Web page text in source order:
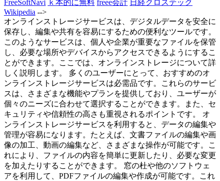
FreeSoftNavi ｋ本的に無料 freee会計 日経クロステック
Wikipedia -->
オンラインストレージサービスは、デジタルデータを安全に
保存し、編集や共有を容易にするための便利なツールです。
このようなサービスは、個人や企業が重要なファイルを保管
し、必要な場所やデバイスからアクセスできるようにするこ
とができます。ここでは、オンラインストレージについて詳
しく説明します。 多くのユーザーにとって、おすすめのオ
ンラインストレージサービスは必需品です。これらのサービ
スは、さまざまな機能やプランを提供しており、ユーザーが
個々のニーズに合わせて選択することができます。また、セ
キュリティや信頼性の高さも重視されるポイントです。 オ
ンラインストレージサービスを利用すると、データの編集や
管理が容易になります。たとえば、文書ファイルの編集や画
像の加工、動画の編集など、さまざまな操作が可能です。こ
れにより、ファイルの内容を簡単に更新したり、必要な変更
を加えたりすることができます。 窓の杜や他のソフトウェ
アを利用して、PDFファイルの編集や作成が可能です。これ